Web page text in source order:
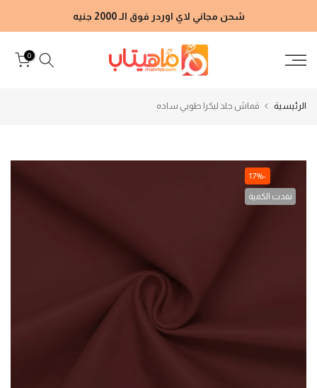
إلى
شحن مجاني لاي اوردر فوق الـ 2000 جنيه
0
الرئيسية قماش جلد ليكرا طوبي ساده
Play
-17%
نفدت الكمية